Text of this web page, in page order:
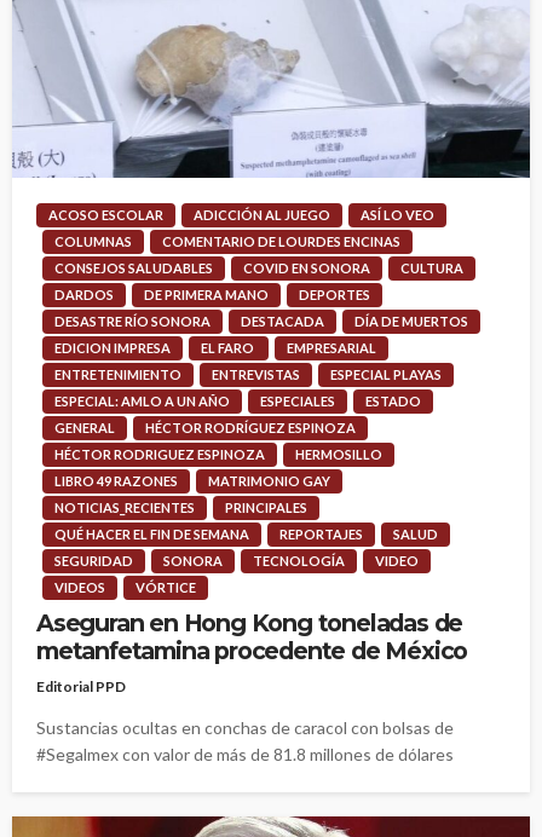
ACOSO ESCOLAR ADICCIÓN AL JUEGO
ASÍ LO VEO
COLUMNAS
COMENTARIO DE LOURDES ENCINAS
CONSEJOS SALUDABLES
COVID EN SONORA
CULTURA
DARDOS
DE PRIMERA MANO
DEPORTES
DESASTRE RÍO SONORA
DESTACADA
DÍA DE MUERTOS
EDICION IMPRESA
EL FARO
EMPRESARIAL
ENTRETENIMIENTO
ENTREVISTAS
ESPECIAL PLAYAS
ESPECIAL: AMLO A UN AÑO
ESPECIALES
ESTADO
GENERAL
HÉCTOR RODRÍGUEZ ESPINOZA
HÉCTOR RODRIGUEZ ESPINOZA
HERMOSILLO
LIBRO 49 RAZONES
MATRIMONIO GAY
NOTICIAS_RECIENTES
PRINCIPALES
QUÉ HACER EL FIN DE SEMANA
REPORTAJES
SALUD
SEGURIDAD
SONORA TECNOLOGÍA
VIDEO
VIDEOS
VÓRTICE
Aseguran en Hong Kong toneladas de
metanfetamina procedente de México
Editorial PPD
Sustancias ocultas en conchas de caracol con bolsas de
#Segalmex con valor de más de 81.8 millones de dólares